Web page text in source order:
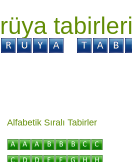
rüya tabirleri
Alfabetik Sıralı Tabirler